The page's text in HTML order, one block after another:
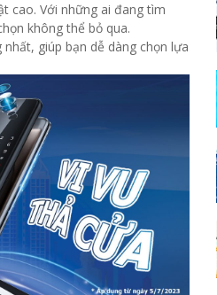
cao. Với những ai đang tìm
không thể bỏ qua.
giúp bạn dễ dàng chọn lựa